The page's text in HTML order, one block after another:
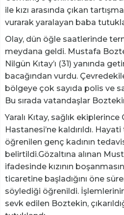
ile kızı arasında çıkan
vurarak yaralayan baba
Olay, dün öğle saatlerinde
meydana geldi. Mustafa
Nilgün Kıtay’ı (31) yanında
bacağından vurdu.
bölgeye çok sayıda polis ve
Bu sırada vatandaşlar
Yaralı Kıtay, sağlık
Hastanesi’ne kaldırıldı.
öğrenilen genç kadının
belirtildi.Gözaltına alınan
ifadesinde kızının
ticaretine başladığını öne
söylediği öğrenildi.
sevk edilen Boztekin,